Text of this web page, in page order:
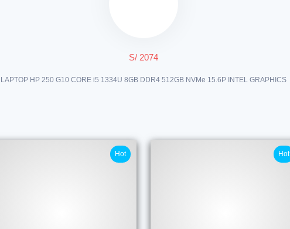
S/ 2074
LAPTOP HP 250 G10 CORE i5 1334U 8GB DDR4 512GB NVMe 15.6P INTEL GRAPHICS
Hot Hot